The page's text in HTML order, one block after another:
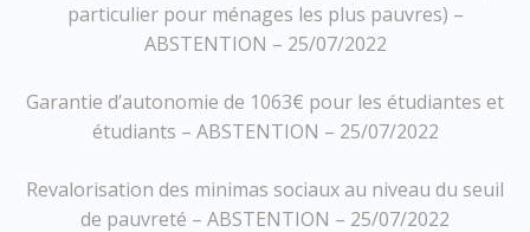
particulier pour ménages les plus pauvres) –
ABSTENTION – 25/07/2022
Garantie d’autonomie de 1063€ pour les étudiantes et
étudiants – ABSTENTION – 25/07/2022
Revalorisation des minimas sociaux au niveau du seuil
de pauvreté – ABSTENTION – 25/07/2022